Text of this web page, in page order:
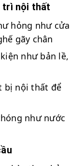
trì nội thất
hỏng như cửa
gãy chân
như bản lề,
bị nội thất để
như nước